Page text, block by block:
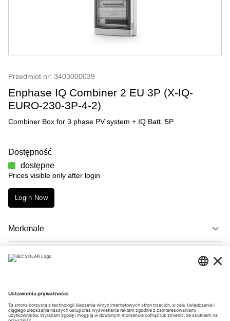
Przedmiot nr: 3403000039
Enphase IQ Combiner 2 EU 3P (X-IQ-
EURO-230-3P-4-2)
Combiner Box for 3 phase PV system + IQ Batt. 5P
Dostępność
dostępne
Prices visible only after login
Login Now
Merkmale
Opis
Downloads